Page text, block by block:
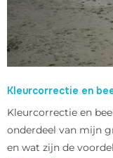
Kleurcorrectie en
Kleurcorrectie en
onderdeel van mijn
en wat zijn de